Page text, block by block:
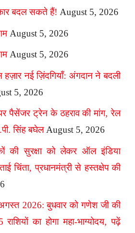
बदल सकते हैं! August 5, 2026
August 5, 2026
August 5, 2026
हज़ार नई ज़िंदगियाँ: अंगदान ने बदली
5, 2026
पैसेंजर ट्रेन के ठहराव की मांग, रेल
सिंह बघेल August 5, 2026
की सुरक्षा को लेकर ऑल इंडिया
चिंता, प्रधानमंत्री से हस्तक्षेप की
2026: बुधवार को गणेश जी की
का होगा महा-भाग्योदय, पढ़ें